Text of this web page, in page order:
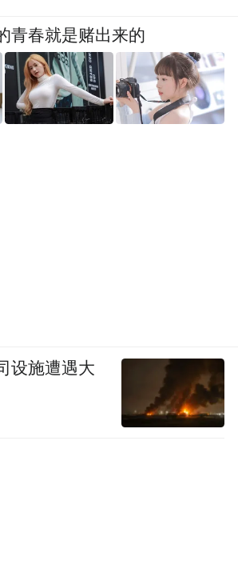
还得是屏幕形态由曲变直，
青春就是赌出来的
设施遭遇大